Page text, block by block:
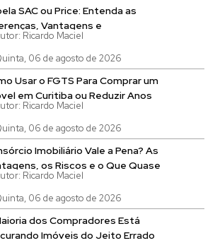
SAC ou Price: Entenda as
Vantagens e
Antes de Financiar
Ricardo Maciel
06 de agosto de 2026
Usar o FGTS Para Comprar um
em Curitiba ou Reduzir Anos
Financiamento
Ricardo Maciel
06 de agosto de 2026
Imobiliário Vale a Pena? As
os Riscos e o Que Quase
Explica Antes de Você
em um Grupo
Ricardo Maciel
06 de agosto de 2026
dos Compradores Está
Imóveis do Jeito Errado